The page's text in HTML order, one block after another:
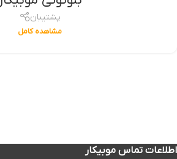
پشتیبان
مشاهده کامل
اطلاعات تماس موبیکار